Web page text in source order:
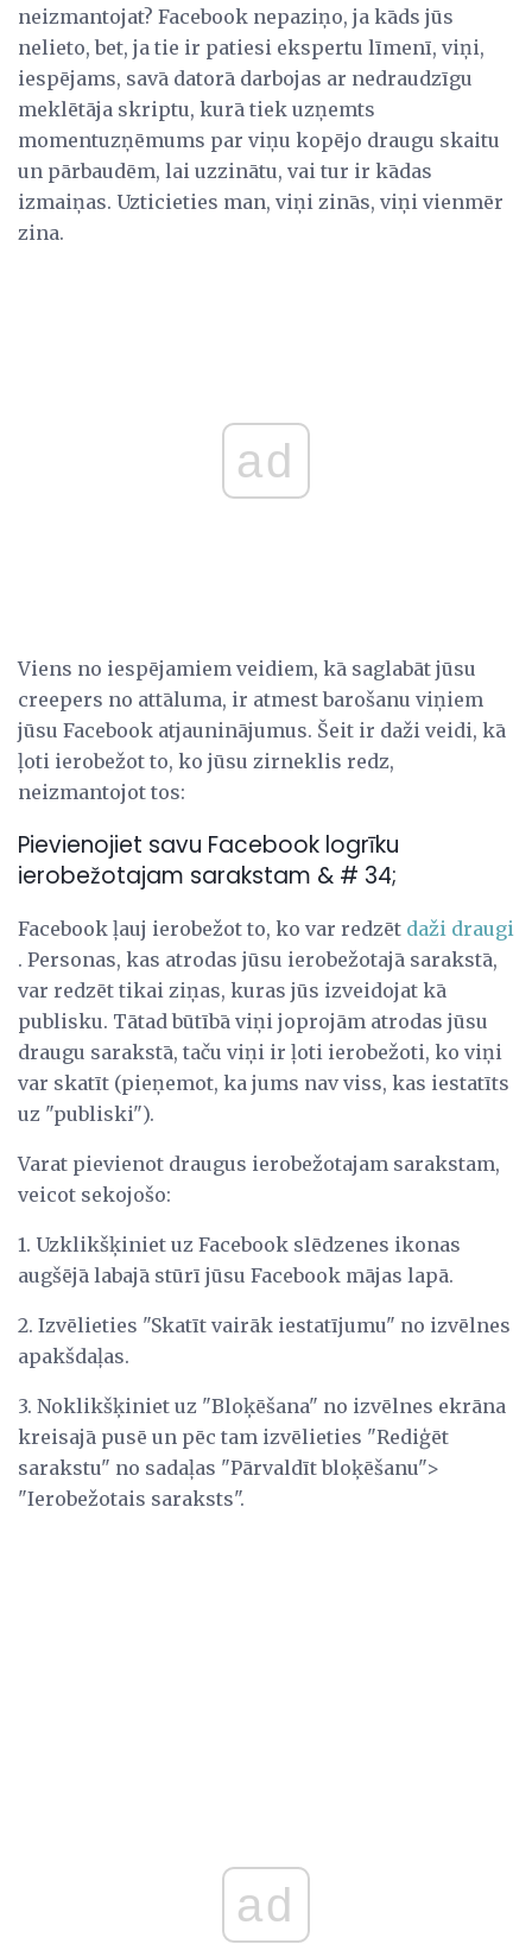
neizmantojat? Facebook nepaziņo, ja kāds jūs
nelieto, bet, ja tie ir patiesi ekspertu līmenī, viņi,
iespējams, savā datorā darbojas ar nedraudzīgu
meklētāja skriptu, kurā tiek uzņemts
momentuzņēmums par viņu kopējo draugu skaitu
un pārbaudēm, lai uzzinātu, vai tur ir kādas
izmaiņas. Uzticieties man, viņi zinās, viņi vienmēr
zina.
ad
Viens no iespējamiem veidiem, kā saglabāt jūsu
creepers no attāluma, ir atmest barošanu viņiem
jūsu Facebook atjauninājumus. Šeit ir daži veidi, kā
ļoti ierobežot to, ko jūsu zirneklis redz,
neizmantojot tos:
Pievienojiet savu Facebook logrīku
ierobežotajam sarakstam & # 34;
Facebook ļauj ierobežot to, ko var redzēt daži draugi
. Personas, kas atrodas jūsu ierobežotajā sarakstā,
var redzēt tikai ziņas, kuras jūs izveidojat kā
publisku. Tātad būtībā viņi joprojām atrodas jūsu
draugu sarakstā, taču viņi ir ļoti ierobežoti, ko viņi
var skatīt (pieņemot, ka jums nav viss, kas iestatīts
uz "publiski").
Varat pievienot draugus ierobežotajam sarakstam,
veicot sekojošo:
1. Uzklikšķiniet uz Facebook slēdzenes ikonas
augšējā labajā stūrī jūsu Facebook mājas lapā.
2. Izvēlieties "Skatīt vairāk iestatījumu" no izvēlnes
apakšdaļas.
3. Noklikšķiniet uz "Bloķēšana" no izvēlnes ekrāna
kreisajā pusē un pēc tam izvēlieties "Rediģēt
sarakstu" no sadaļas "Pārvaldīt bloķēšanu">
"Ierobežotais saraksts".
ad